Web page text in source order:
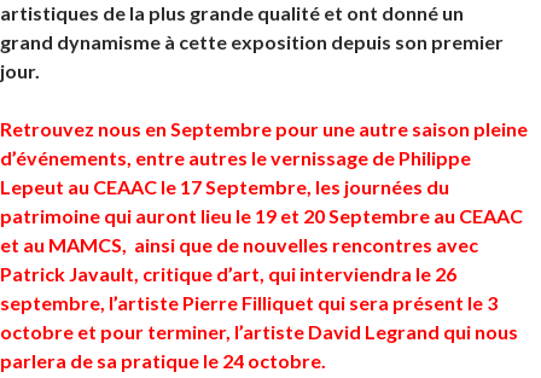
artistiques de la plus grande qualité et ont donné un
grand dynamisme à cette exposition depuis son premier
jour.
Retrouvez nous en Septembre pour une autre saison pleine
d’événements, entre autres le vernissage de Philippe
Lepeut au CEAAC le 17 Septembre, les journées du
patrimoine qui auront lieu le 19 et 20 Septembre au CEAAC
et au MAMCS, ainsi que de nouvelles rencontres avec
Patrick Javault, critique d’art, qui interviendra le 26
septembre, l’artiste Pierre Filliquet qui sera présent le 3
octobre et pour terminer, l’artiste David Legrand qui nous
parlera de sa pratique le 24 octobre.